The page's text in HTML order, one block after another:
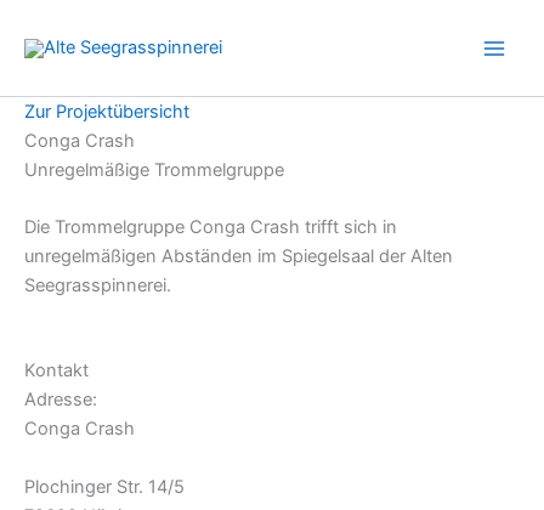
Inhalt
Zur Projektübersicht
Conga Crash
Unregelmäßige Trommelgruppe
Die Trommelgruppe Conga Crash trifft sich in
unregelmäßigen Abständen im Spiegelsaal der Alten
Seegrasspinnerei.
Kontakt
Adresse:
Conga Crash
Plochinger Str. 14/5